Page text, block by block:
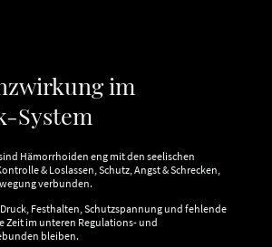
im
System
Hämorrhoiden eng mit den seelischen
& Loslassen, Schutz, Angst & Schrecken,
verbunden.
Festhalten, Schutzspannung und fehlende
Zeit im unteren Regulations- und
bleiben.